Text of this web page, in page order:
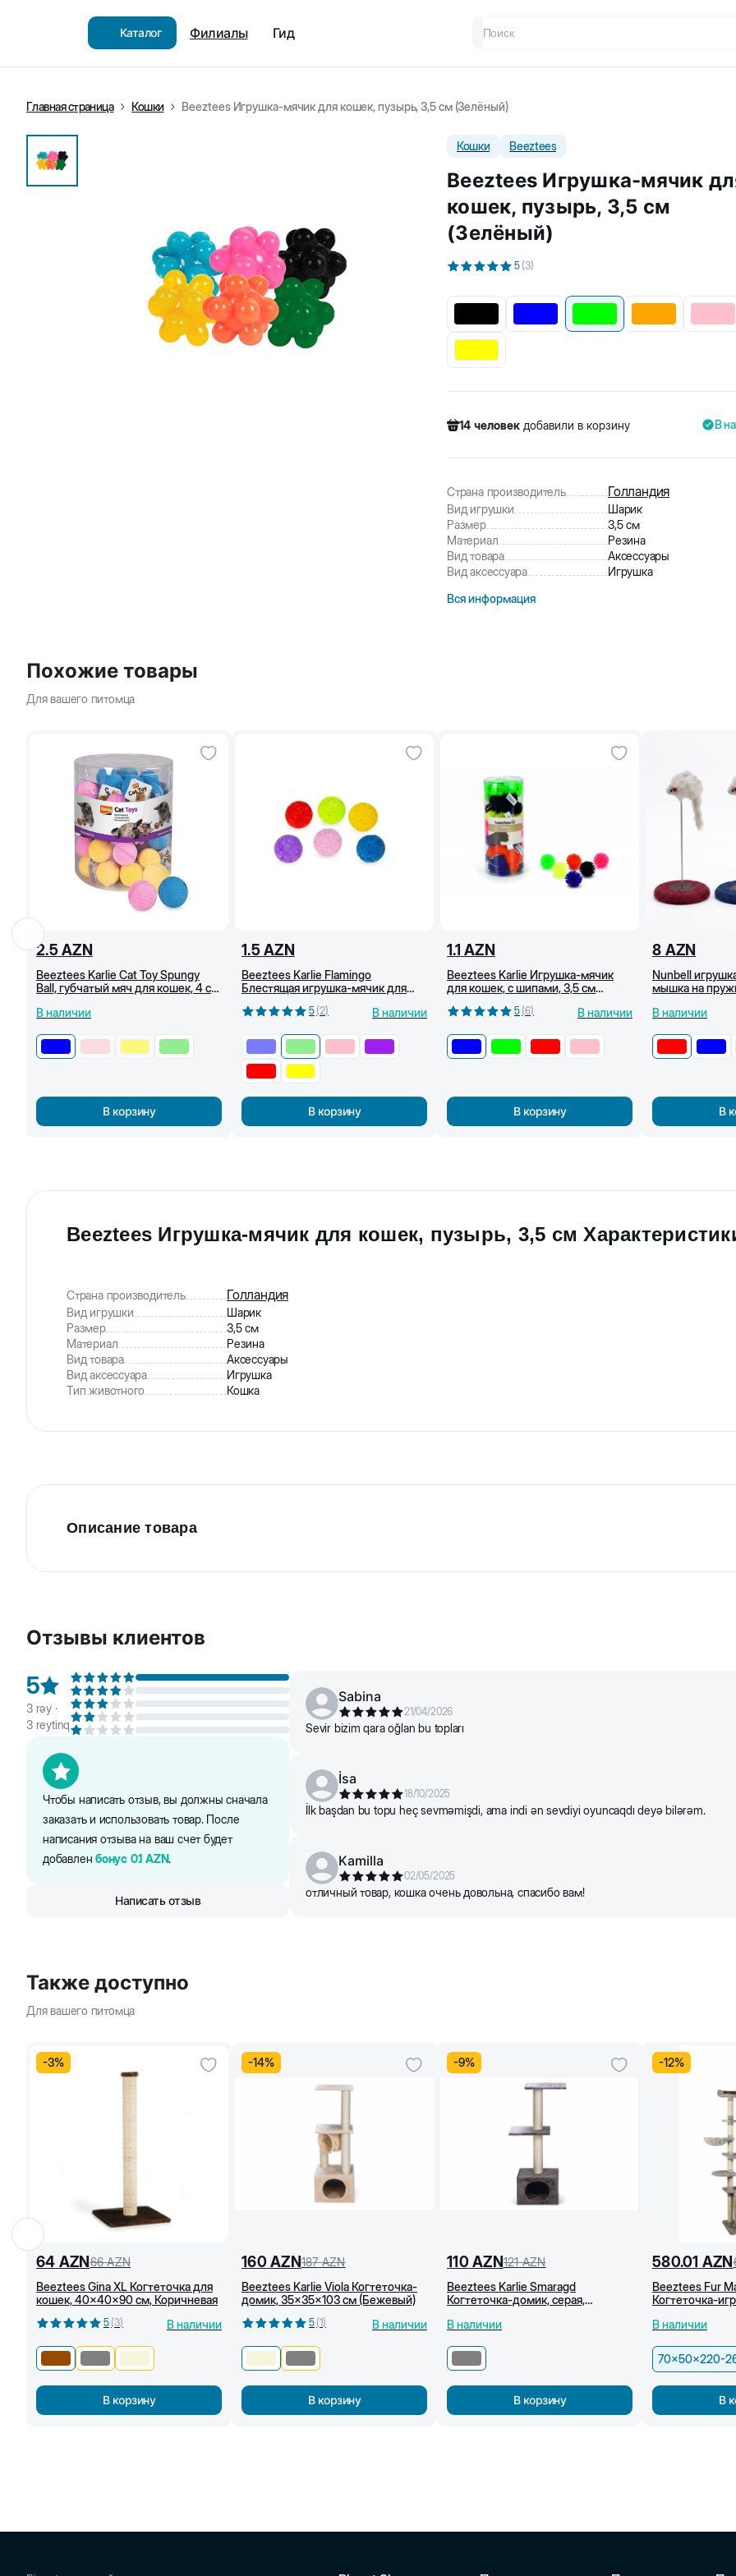
Каталог Филиалы Гид
Главная страница Кошки Beeztees Игрушка-мячик для кошек, пузырь, 3,5 см (Зелёный)
Кошки Beeztees
Beeztees Игрушка-мячик
кошек, пузырь, 3,5 см
(Зелёный)
5 (3)
14 человек добавили в корзину
добавили в корзину
В
Страна производитель Голландия
Вид игрушки
Шарик
Размер
3,5 см
Материал
Резина
Вид товара
Аксессуары
Вид аксессуара
Игрушка
Вся информация
Похожие товары
Для вашего питомца
2.5 AZN
Beeztees Karlie Cat Toy Spungy
Ball, губчатый мяч для кошек, 4 см,
В наличии
В корзину
1.5 AZN
Beeztees Karlie Flamingo
Блестящая игрушка-мячик для
5 (2) В наличии
В корзину
1.1 AZN
Beeztees Karlie Игрушка-мячик
для кошек, с шипами, 3,5 см
5 (6) В наличии
В корзину
8 AZN
Nunbell
мышка на
В наличии
В
Beeztees Игрушка-мячик для кошек, пузырь, 3,5 см
Страна производитель Голландия
Вид игрушки
Шарик
Размер
3,5 см
Материал
Резина
Вид товара
Аксессуары
Вид аксессуара
Игрушка
Тип животного
Кошка
Описание товара
Отзывы клиентов
5
3rəy ·
3reytinq
Чтобы написать отзыв, вы должны сначала
заказать и использовать товар. После
написания отзыва на ваш счет будет
добавленбонус 0.1 AZN.
Написать отзыв
Sabina
21/04/2026
Sevir bizim qara oğlan bu topları
İsa
18/10/2025
İlk başdan bu topu heç sevməmişdi, ama indi ən sevdiyi oyuncaqdı deyə bilərəm.
Kamilla
02/05/2025
отличный товар, кошка очень довольна, спасибо вам!
Также доступно
Для вашего питомца
-3%
64 AZN66 AZN
Beeztees Gina XL Когтеточка для
кошек, 40x40x90 см, Коричневая
5 (3) В наличии
В корзину
-14%
160 AZN187 AZN
Beeztees Karlie Viola Когтеточка-
домик, 35x35x103 см (Бежевый)
5 (1) В наличии
В корзину
-9%
110 AZN121 AZN
Beeztees Karlie Smaragd
Когтеточка-домик, серая,
В наличии
В корзину
-12%
580.01 AZN
Beeztees Fur
Когтеточка-
В наличии
70x50x220-
В